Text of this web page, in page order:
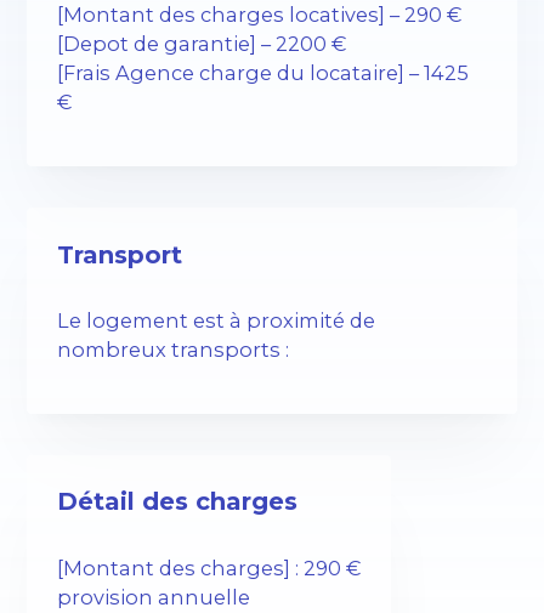
[Montant des charges locatives] – 290 €
[Depot de garantie] – 2200 €
[Frais Agence charge du locataire] – 1425
€
Transport
Le logement est à proximité de
nombreux transports :
Détail des charges
[Montant des charges] : 290 €
provision annuelle